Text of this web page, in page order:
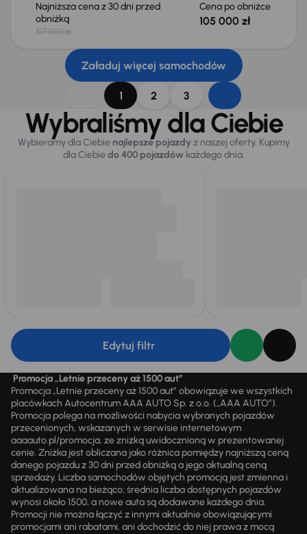
Najniższa cena z 30 dni przed
obniżką
107 000 zł
Cena po obniżce
105 000 zł
Załaduj więcej samochodów
1 2 3
Wybraliśmy dla Ciebie
Wybieramy dla Ciebie najlepsze pojazdy z naszej oferty. Kupimy
dla Ciebiedo 400 pojazdówkażdego dnia.
Edytuj filtr
Promocja „Letnie przeceny aż 1500 aut”
Promocja „Letnie przeceny aż 1500 aut” obowiązuje we wszystkich
placówkach Autocentrum AAA AUTO Sp. z o.o. („AAA AUTO”).
Promocja polega na możliwości nabycia wybranych pojazdów
przecenionych, wskazanych w serwisie internetowym
aaaauto.pl/promocja, ze zniżką uwidocznioną w prezentowanej
cenie. Zniżka jest obliczana jako różnica pomiędzy najniższą ceną
danego pojazdu z 30 dni przed obniżką a jego aktualną ceną
sprzedaży. Liczba samochodów objętych promocją jest zmienna i
aktualizowana na bieżąco; średnia liczba dostępnych pojazdów
wynosi około 1500, a nowe auta są dodawane każdego dnia.
Promocji nie można łączyć z innymi aktualnie obowiązującymi
promocjami ani rabatami, ani dochodzić do niej prawa z mocą